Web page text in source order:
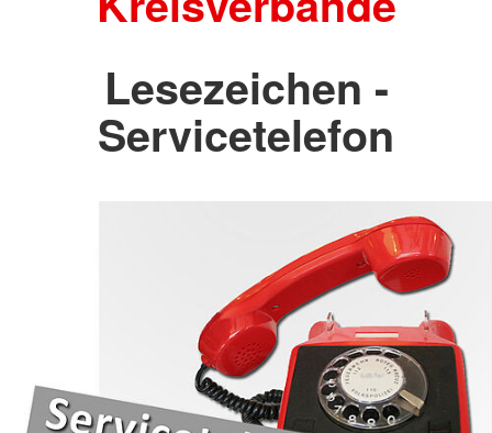
Lesezeichen -
Servicetelefon